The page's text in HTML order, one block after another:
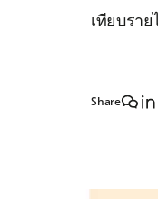
เทียบรา
​Share